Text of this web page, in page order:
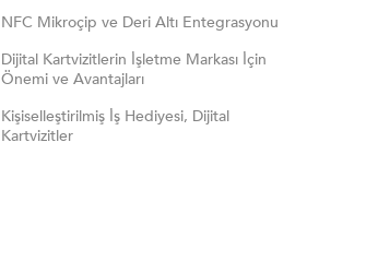
NFC Mikroçip ve Deri Altı Entegrasyonu
Dijital Kartvizitlerin İşletme Markası İçin
Önemi ve Avantajları
Kişiselleştirilmiş İş Hediyesi, Dijital
Kartvizitler